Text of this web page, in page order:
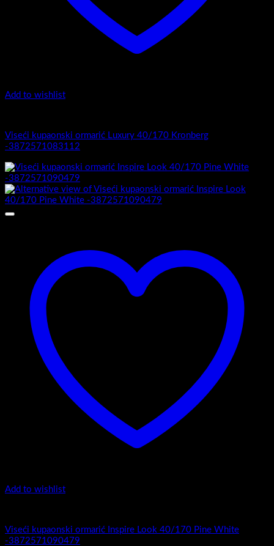
Add to wishlist
Viseći kupaonski ormarić Luxury 40/170 Kronberg
-3872571083112
Add to wishlist
Viseći kupaonski ormarić Inspire Look 40/170 Pine White
-3872571090479